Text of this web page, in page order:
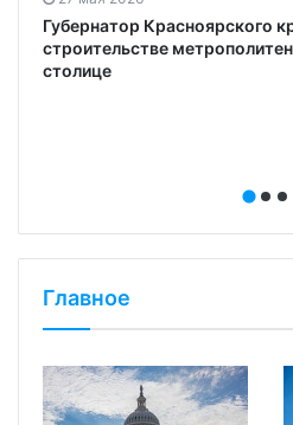
Губернатор Красноярского
строительстве
столице
Главное